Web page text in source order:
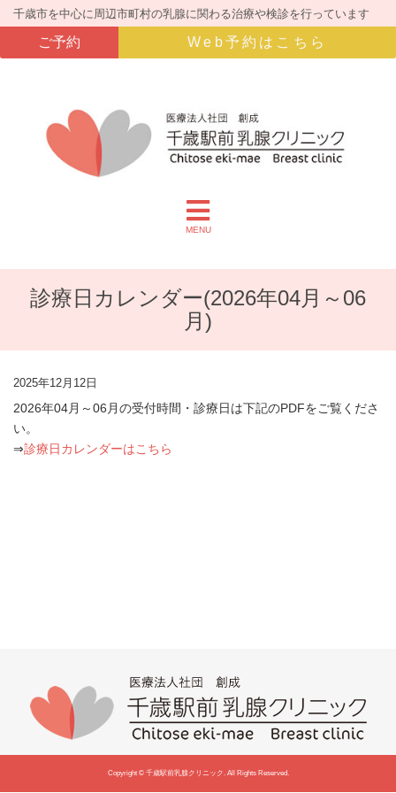
千歳市を中心に周辺市町村の乳腺に関わる治療や検診を行っています
Web予約はこちら
ご予約
MENU
診療日カレンダー(2026年04月～06
月)
2025年12月12日
2026年04月～06月の受付時間・診療日は下記のPDFをご覧くださ
い。
⇒診療日カレンダーはこちら
Copyright © 千歳駅前乳腺クリニック. All Rights Reserved.